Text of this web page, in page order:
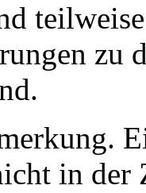
zu
in der